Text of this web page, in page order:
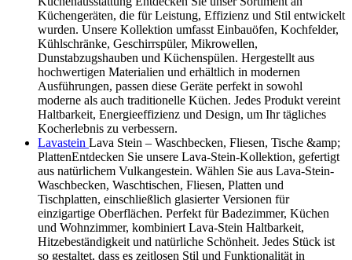
Küchengeräten, die für Leistung, Effizienz und Stil entwickelt
wurden. Unsere Kollektion umfasst Einbauöfen, Kochfelder,
Kühlschränke, Geschirrspüler, Mikrowellen,
Dunstabzugshauben und Küchenspülen. Hergestellt aus
hochwertigen Materialien und erhältlich in modernen
Ausführungen, passen diese Geräte perfekt in sowohl
moderne als auch traditionelle Küchen. Jedes Produkt vereint
Haltbarkeit, Energieeffizienz und Design, um Ihr tägliches
Kocherlebnis zu verbessern.
Lavastein Lava Stein – Waschbecken, Fliesen, Tische &amp;
PlattenEntdecken Sie unsere Lava-Stein-Kollektion, gefertigt
aus natürlichem Vulkangestein. Wählen Sie aus Lava-Stein-
Waschbecken, Waschtischen, Fliesen, Platten und
Tischplatten, einschließlich glasierter Versionen für
einzigartige Oberflächen. Perfekt für Badezimmer, Küchen
und Wohnzimmer, kombiniert Lava-Stein Haltbarkeit,
Hitzebeständigkeit und natürliche Schönheit. Jedes Stück ist
so gestaltet, dass es zeitlosen Stil und Funktionalität in